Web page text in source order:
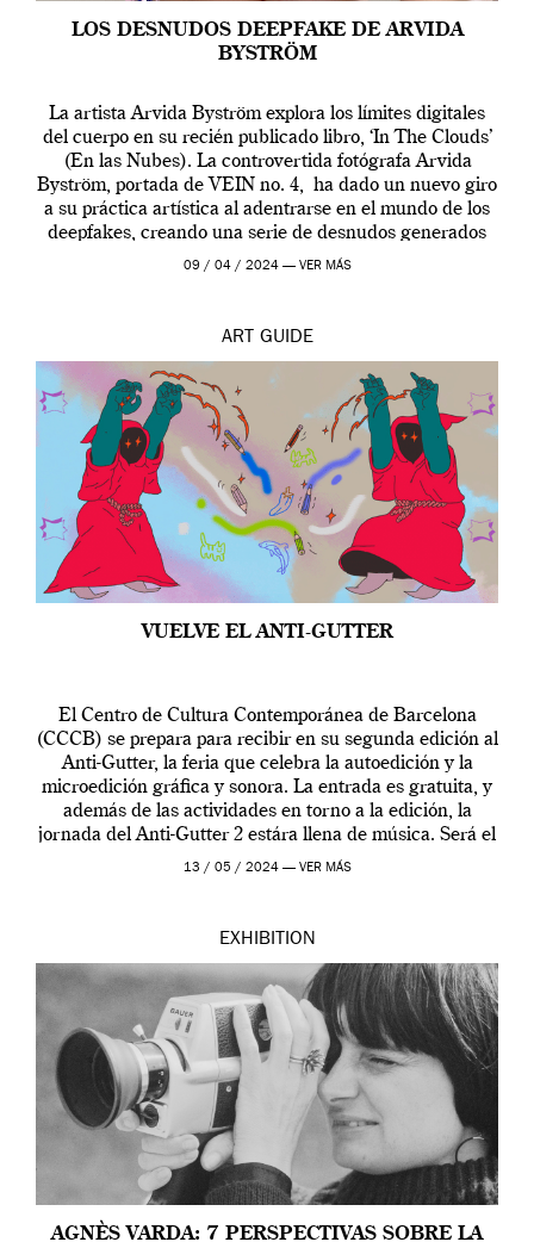
LOS DESNUDOS DEEPFAKE DE ARVIDA
BYSTRÖM
La artista Arvida Byström explora los límites digitales
del cuerpo en su recién publicado libro, ‘In The Clouds’
(En las Nubes). La controvertida fotógrafa Arvida
Byström, portada de VEIN no. 4, ha dado un nuevo giro
a su práctica artística al adentrarse en el mundo de los
deepfakes, creando una serie de desnudos generados
por […]
09 / 04 / 2024 — VER MÁS
ART GUIDE
VUELVE EL ANTI-GUTTER
El Centro de Cultura Contemporánea de Barcelona
(CCCB) se prepara para recibir en su segunda edición al
Anti-Gutter, la feria que celebra la autoedición y la
microedición gráfica y sonora. La entrada es gratuita, y
además de las actividades en torno a la edición, la
jornada del Anti-Gutter 2 estára llena de música. Será el
[…]
13 / 05 / 2024 — VER MÁS
EXHIBITION
AGNÈS VARDA: 7 PERSPECTIVAS SOBRE LA